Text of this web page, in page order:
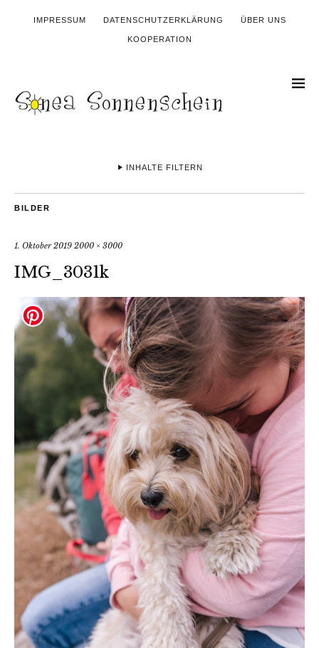
IMPRESSUM DATENSCHUTZERKLÄRUNG ÜBER UNS
KOOPERATION
INHALTE FILTERN
BILDER
1. Oktober 2019 2000 × 3000
IMG_3031k